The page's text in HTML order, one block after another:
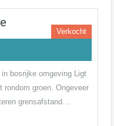
Verkocht
in bosrijke omgeving Ligt
rondom groen. Ongeveer
grensafstand…